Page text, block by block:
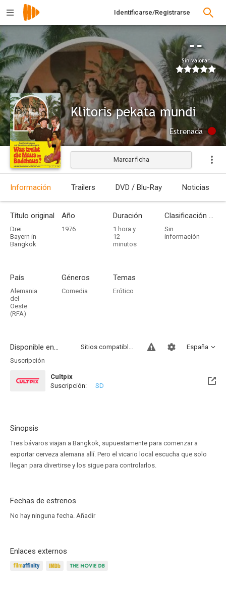
Identificarse/Registrarse
--
Sin valorar
Klitoris pekata mundi
Estrenada
Marcar ficha
Información Trailers DVD / Blu-Ray Noticias
Título original
Drei
Bayern in
Bangkok
Año
1976
Duración
1 hora y
12
minutos
Clasificación por edades
Sin
información
País
Alemania
del
Oeste
(RFA)
Géneros
Comedia
Temas
Erótico
Disponible en... España
Sitios compatibles
Suscripción
Cultpix
Suscripción:
SD
Sinopsis
Tres bávaros viajan a Bangkok, supuestamente para comenzar a
exportar cerveza alemana allí. Pero el vicario local escucha que solo
llegan para divertirse y los sigue para controlarlos.
Fechas de estrenos
No hay ninguna fecha. Añadir
Enlaces externos